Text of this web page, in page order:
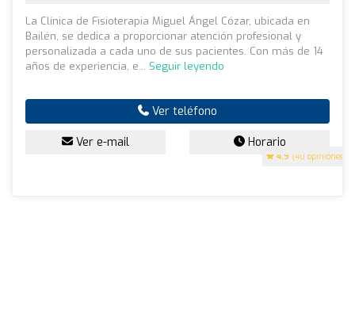
4.9 (40 opiniones)
La Clínica de Fisioterapia Miguel Ángel Cózar, ubicada en
Bailén, se dedica a proporcionar atención profesional y
personalizada a cada uno de sus pacientes. Con más de 14
años de experiencia, e... Seguir leyendo
Ver teléfono
Ver e-mail Horario